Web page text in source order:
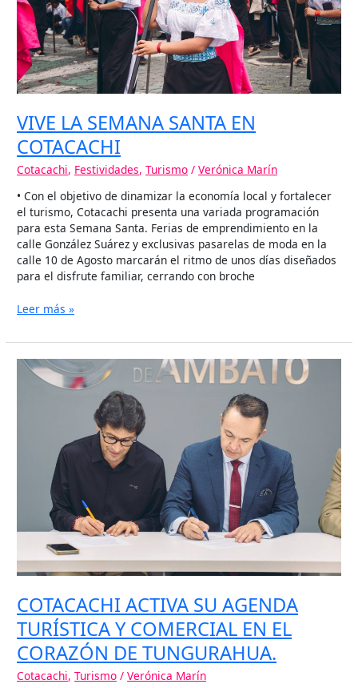
VIVE LA SEMANA SANTA EN
COTACACHI
Cotacachi, Festividades,Turismo /Verónica Marín
• Con el objetivo de dinamizar la economía local y fortalecer
el turismo, Cotacachi presenta una variada programación
para esta Semana Santa. Ferias de emprendimiento en la
calle González Suárez y exclusivas pasarelas de moda en la
calle 10 de Agosto marcarán el ritmo de unos días diseñados
para el disfrute familiar, cerrando con broche
Leer más »
COTACACHI ACTIVA SU AGENDA
TURÍSTICA Y COMERCIAL EN EL
CORAZÓN DE TUNGURAHUA.
Cotacachi,Turismo /Verónica Marín
COTACACHI
ACTIVA
COMERCIAL
CORAZÓN
TUNGURAHUA.